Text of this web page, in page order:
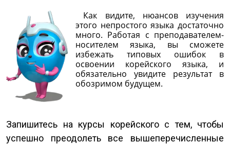
Как видите, нюансов изучения
этого непростого языка достаточно
много. Работая с преподавателем-
носителем языка, вы сможете
избежать типовых ошибок в
освоении корейского языка, и
обязательно увидите результат в
обозримом будущем.
Запишитесь на курсы корейского с тем, чтобы
успешно преодолеть все вышеперечисленные